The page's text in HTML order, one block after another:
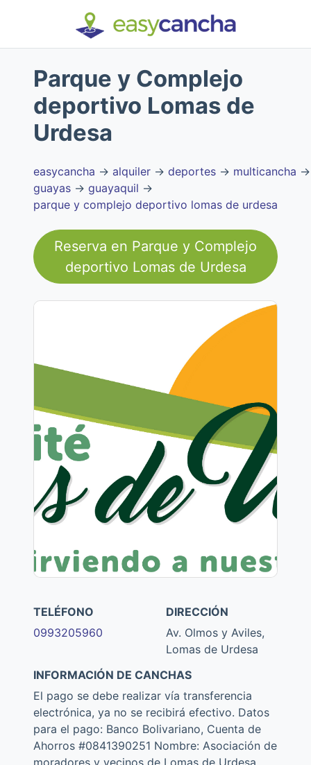
Parque y Complejo
deportivo Lomas de
Urdesa
easycancha → alquiler → deportes → multicancha →
guayas → guayaquil →
parque y complejo deportivo lomas de urdesa
Reserva en Parque y Complejo
deportivo Lomas de Urdesa
TELÉFONO
0993205960
DIRECCIÓN
Av. Olmos y Aviles,
Lomas de Urdesa
INFORMACIÓN DE CANCHAS
El pago se debe realizar vía transferencia
electrónica, ya no se recibirá efectivo. Datos
para el pago: Banco Bolivariano, Cuenta de
Ahorros #0841390251 Nombre: Asociación de
moradores y vecinos de Lomas de Urdesa